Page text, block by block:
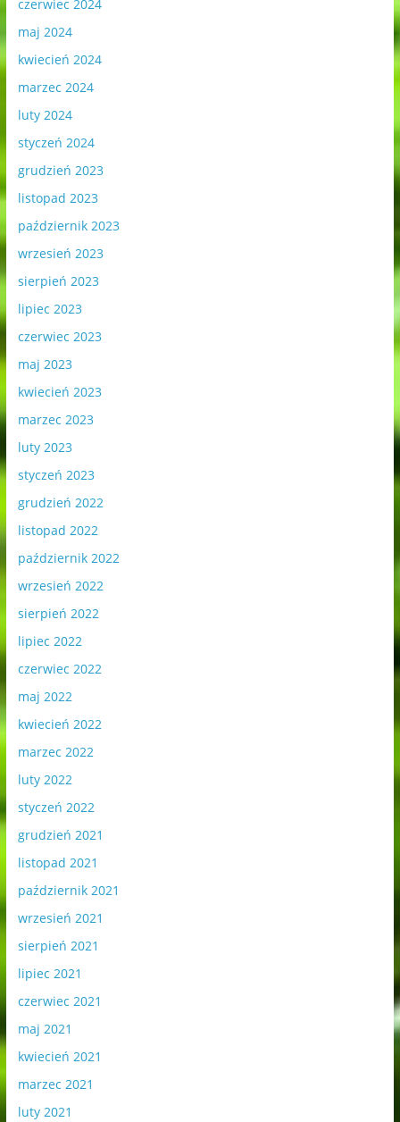
czerwiec 2024
maj 2024
kwiecień 2024
marzec 2024
luty 2024
styczeń 2024
grudzień 2023
listopad 2023
październik 2023
wrzesień 2023
sierpień 2023
lipiec 2023
czerwiec 2023
maj 2023
kwiecień 2023
marzec 2023
luty 2023
styczeń 2023
grudzień 2022
listopad 2022
październik 2022
wrzesień 2022
sierpień 2022
lipiec 2022
czerwiec 2022
maj 2022
kwiecień 2022
marzec 2022
luty 2022
styczeń 2022
grudzień 2021
listopad 2021
październik 2021
wrzesień 2021
sierpień 2021
lipiec 2021
czerwiec 2021
maj 2021
kwiecień 2021
marzec 2021
luty 2021